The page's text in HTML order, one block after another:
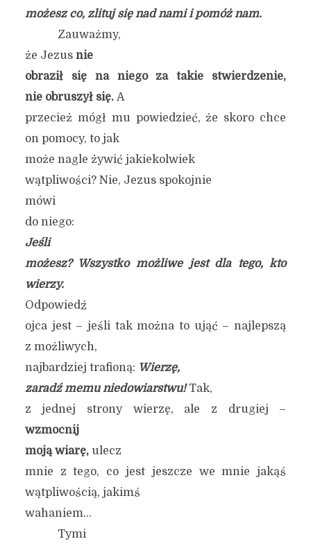
możesz co, zlituj się nad nami i pomóż nam.
Zauważmy,
że Jezus nie
obraził się na niego za takie stwierdzenie,
nie obruszył się. A
przecież mógł mu powiedzieć, że skoro chce
on pomocy, to jak
może nagle żywić jakiekolwiek
wątpliwości? Nie, Jezus spokojnie
mówi
do niego:
Jeśli
możesz? Wszystko możliwe jest dla tego, kto
wierzy.
Odpowiedź
ojca jest – jeśli tak można to ująć – najlepszą
z możliwych,
najbardziej trafioną: Wierzę,
zaradź memu niedowiarstwu!Tak,
z jednej strony wierzę, ale z drugiej –
wzmocnij
moją wiarę, ulecz
mnie z tego, co jest jeszcze we mnie jakąś
wątpliwością, jakimś
wahaniem…
Tymi